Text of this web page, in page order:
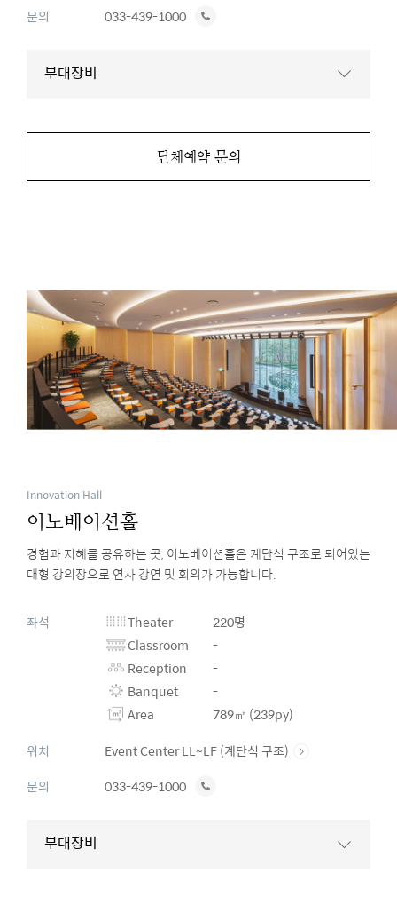
문의
033-439-1000
전
부대장비
단체예약 문의
Innovation Hall
이노베이션홀
경험과 지혜를 공유하는 곳, 이노베이션홀은 계단식 구조로 되어있는
대형 강의장으로 연사 강연 및 회의가 가능합니다.
좌석 Theater
220명
Classroom
-
Reception
-
Banquet
-
Area
789㎡ (239py)
위치
Event Center LL~LF (계단식 구조)
문의
033-439-1000
전
부대장비